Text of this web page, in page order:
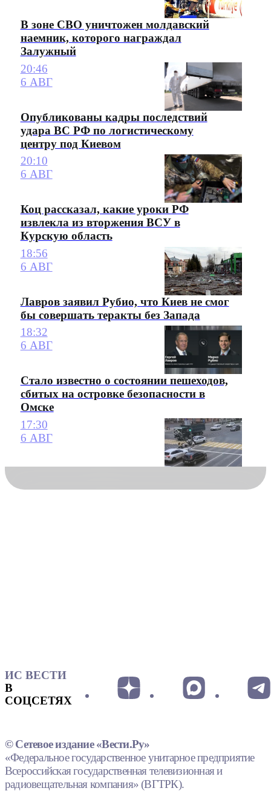
В зоне СВО уничтожен молдавский
наемник, которого награждал
Залужный
20:46
6 АВГ
Опубликованы кадры последствий
удара ВС РФ по логистическому
центру под Киевом
20:10
6 АВГ
Коц рассказал, какие уроки РФ
извлекла из вторжения ВСУ в
Курскую область
18:56
6 АВГ
Лавров заявил Рубио, что Киев не смог
бы совершать теракты без Запада
18:32
6 АВГ
Стало известно о состоянии пешеходов,
сбитых на островке безопасности в
Омске
17:30
6 АВГ
ИС ВЕСТИ
В
СОЦСЕТЯХ
© Сетевое издание «Вести.Ру»
«Федеральное государственное унитарное предприятие
Всероссийская государственная телевизионная и
радиовещательная компания» (ВГТРК).